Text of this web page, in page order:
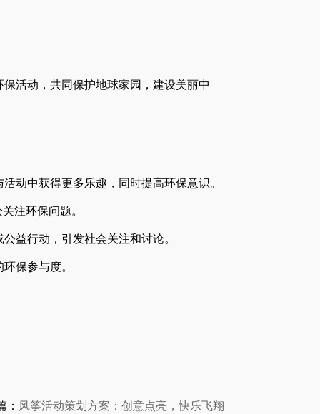
活动，共同保护地球家园，建设美丽中
活动中获得更多乐趣，同时提高环保意识。
注环保问题。
公益行动，引发社会关注和讨论。
保参与度。
： 风筝活动策划方案：创意点亮，快乐飞翔